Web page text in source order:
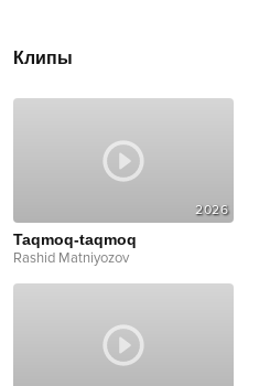
Клипы
2026
Taqmoq-taqmoq
Rashid Matniyozov